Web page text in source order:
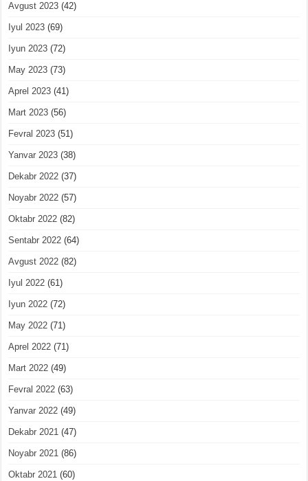
Avgust 2023 (42)
Iyul 2023 (69)
Iyun 2023 (72)
May 2023 (73)
Aprel 2023 (41)
Mart 2023 (56)
Fevral 2023 (51)
Yanvar 2023 (38)
Dekabr 2022 (37)
Noyabr 2022 (57)
Oktabr 2022 (82)
Sentabr 2022 (64)
Avgust 2022 (82)
Iyul 2022 (61)
Iyun 2022 (72)
May 2022 (71)
Aprel 2022 (71)
Mart 2022 (49)
Fevral 2022 (63)
Yanvar 2022 (49)
Dekabr 2021 (47)
Noyabr 2021 (86)
Oktabr 2021 (60)